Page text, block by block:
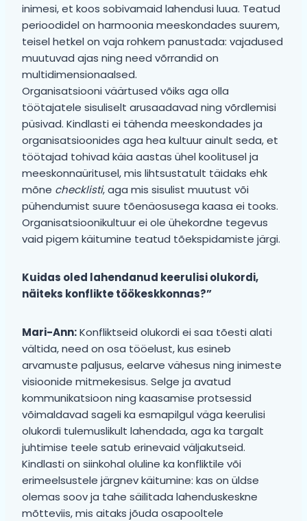
inimesi, et koos sobivamaid lahendusi luua. Teatud
perioodidel on harmoonia meeskondades suurem,
teisel hetkel on vaja rohkem panustada: vajadused
muutuvad ajas ning need võrrandid on
multidimensionaalsed.
Organisatsiooni väärtused võiks aga olla
töötajatele sisuliselt arusaadavad ning võrdlemisi
püsivad. Kindlasti ei tähenda meeskondades ja
organisatsioonides aga hea kultuur ainult seda, et
töötajad tohivad käia aastas ühel koolitusel ja
meeskonnaüritusel, mis lihtsustatult täidaks ehk
mõne checklisti, aga mis sisulist muutust või
pühendumist suure tõenäosusega kaasa ei tooks.
Organisatsioonikultuur ei ole ühekordne tegevus
vaid pigem käitumine teatud tõekspidamiste järgi.
Kuidas oled lahendanud keerulisi olukordi,
näiteks konflikte töökeskkonnas?”
Mari-Ann:Konfliktseid olukordi ei saa tõesti alati
vältida, need on osa tööelust, kus esineb
arvamuste paljusus, eelarve vähesus ning inimeste
visioonide mitmekesisus. Selge ja avatud
kommunikatsioon ning kaasamise protsessid
võimaldavad sageli ka esmapilgul väga keerulisi
olukordi tulemuslikult lahendada, aga ka targalt
juhtimise teele satub erinevaid väljakutseid.
Kindlasti on siinkohal oluline ka konfliktile või
erimeelsustele järgnev käitumine: kas on üldse
olemas soov ja tahe säilitada lahenduskeskne
mõtteviis, mis aitaks jõuda osapooltele